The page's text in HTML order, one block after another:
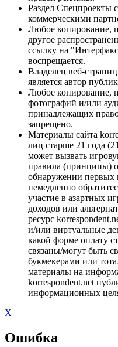
Раздел Спецпроекты
коммерческими
Любое копирование,
другое
ссылку на
воспрещается.
Владелец веб-
является автор
Любое копирование,
фотографий и/или
принадлежащих
запрещено.
Материалы сайта
лиц старше 21 года
может вызвать
правила (принципы)
обнаружении первых
немедленно
участие в азартных
доходов или
ресурс
и/или виртуальные
какой форме оплату
связаны/могут быть
букмекерами или
материалы на
korrespondent.net
информационных
X
Ошибка